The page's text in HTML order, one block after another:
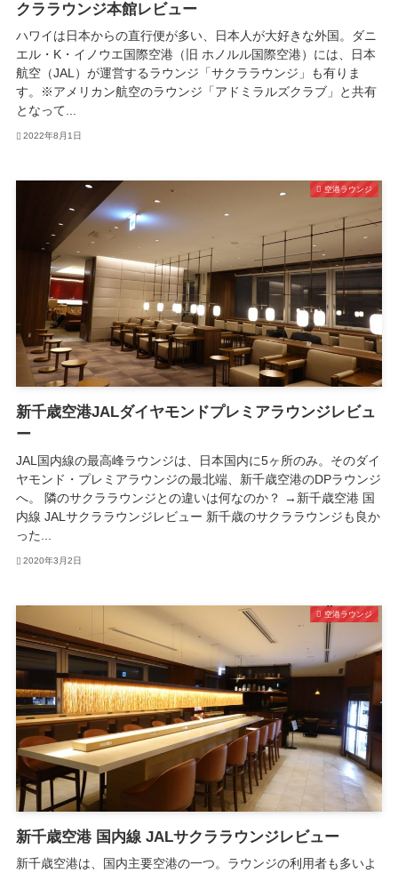
クララウンジ本館レビュー
ハワイは日本からの直行便が多い、日本人が大好きな外国。ダニ
エル・K・イノウエ国際空港（旧 ホノルル国際空港）には、日本
航空（JAL）が運営するラウンジ「サクララウンジ」も有りま
す。※アメリカン航空のラウンジ「アドミラルズクラブ」と共有
となって...
2022年8月1日
空港ラウンジ
新千歳空港JALダイヤモンドプレミアラウンジレビュ
ー
JAL国内線の最高峰ラウンジは、日本国内に5ヶ所のみ。そのダイ
ヤモンド・プレミアラウンジの最北端、新千歳空港のDPラウンジ
へ。 隣のサクララウンジとの違いは何なのか？ →新千歳空港 国
内線 JALサクララウンジレビュー 新千歳のサクララウンジも良か
った...
2020年3月2日
空港ラウンジ
新千歳空港 国内線 JALサクララウンジレビュー
新千歳空港は、国内主要空港の一つ。ラウンジの利用者も多いよ